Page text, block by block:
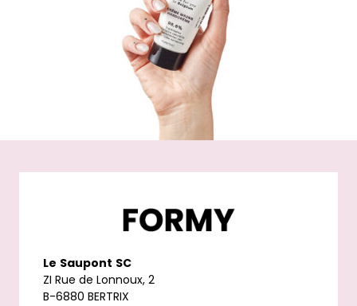
Le Saupont SC
ZI Rue de Lonnoux, 2
B-6880 BERTRIX